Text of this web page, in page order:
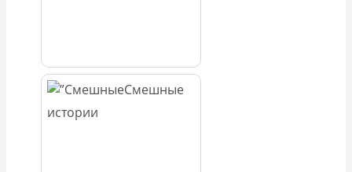
Смешные
истории